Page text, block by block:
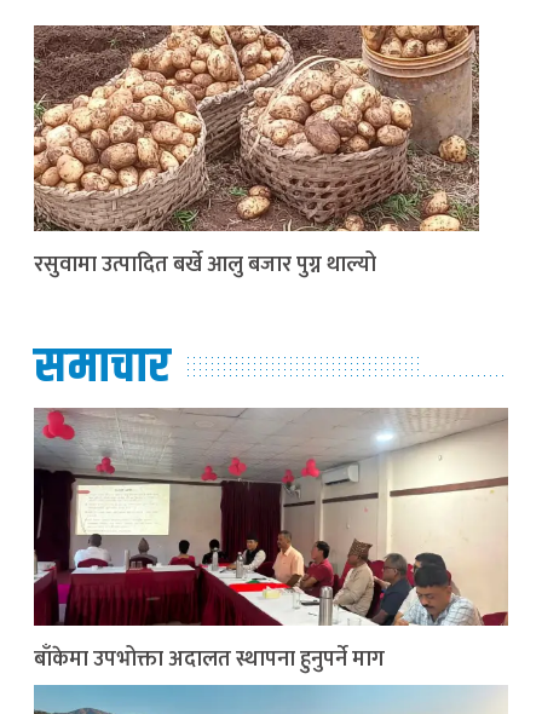
रसुवामा उत्पादित बर्खे आलु बजार पुग्न थाल्यो
समाचार
बाँकेमा उपभोक्ता अदालत स्थापना हुनुपर्ने माग